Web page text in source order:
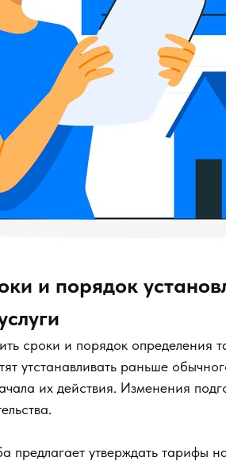
и порядок
сроки и порядок определения
утстанавливать раньше
их действия. Изменения
предлагает утверждать тарифы